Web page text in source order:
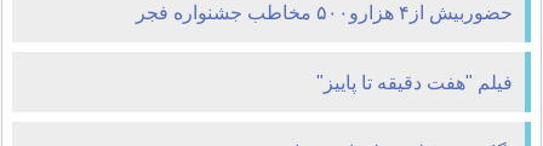
حضوربیش از۴ هزارو۵۰۰ مخاطب جشنواره فجر
فیلم "هفت دقیقه تا پاییز"